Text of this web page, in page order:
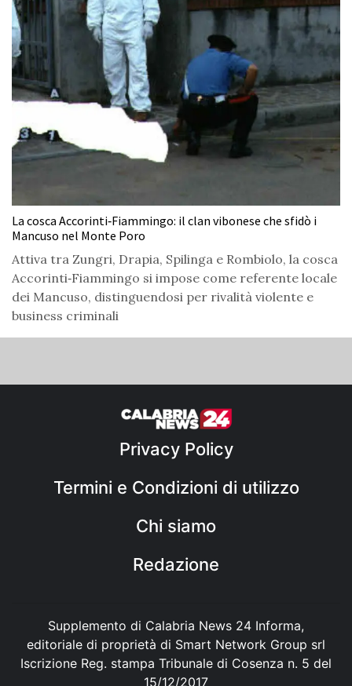
La cosca Accorinti‑Fiammingo: il clan vibonese che sfidò i
Mancuso nel Monte Poro
Attiva tra Zungri, Drapia, Spilinga e Rombiolo, la cosca
Accorinti‑Fiammingo si impose come referente locale
dei Mancuso, distinguendosi per rivalità violente e
business criminali
Privacy Policy
Termini e Condizioni di utilizzo
Chi siamo
Redazione
Supplemento di Calabria News 24 Informa,
editoriale di proprietà di Smart Network Group srl
Iscrizione Reg. stampa Tribunale di Cosenza n. 5 del
15/12/2017